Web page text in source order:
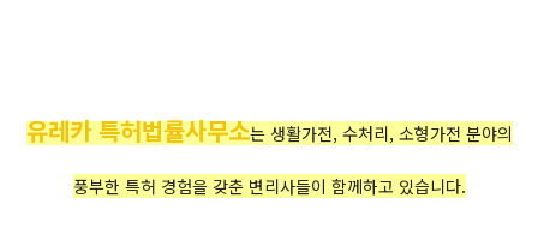
유레카 특허법률사무소는 생활가전, 수처리, 소형가전 분야의
풍부한 특허 경험을 갖춘 변리사들이 함께하고 있습니다.